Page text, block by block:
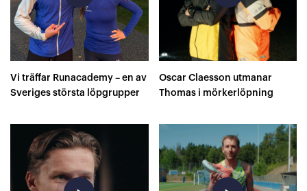
Vi träffar Runacademy – en av
Sveriges största löpgrupper
Oscar Claesson utmanar
Thomas i mörkerlöpning